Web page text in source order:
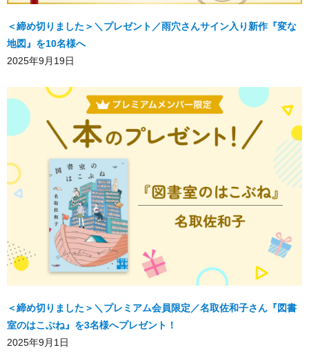
＜締め切りました＞＼プレゼント／雨穴さんサイン入り新作『変な
地図』を10名様へ
2025年9月19日
＜締め切りました＞＼プレミアム会員限定／名取佐和子さん『図書
室のはこぶね』を3名様へプレゼント！
2025年9月1日